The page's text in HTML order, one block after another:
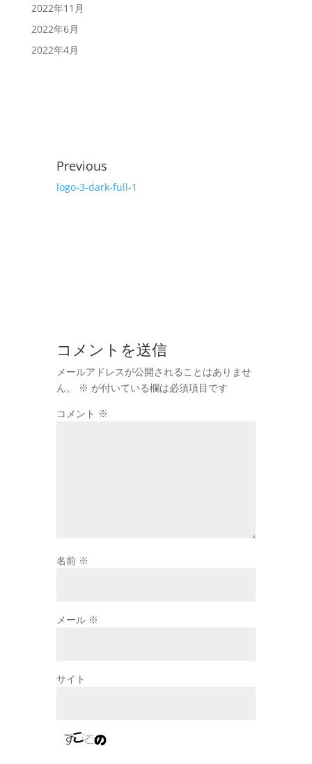
2022年11月
2022年6月
2022年4月
Previous
logo-3-dark-full-1
コメントを送信
メールアドレスが公開されることはありませ
ん。
※ が付いている欄は必須項目です
コメント ※
名前 ※
メール ※
サイト